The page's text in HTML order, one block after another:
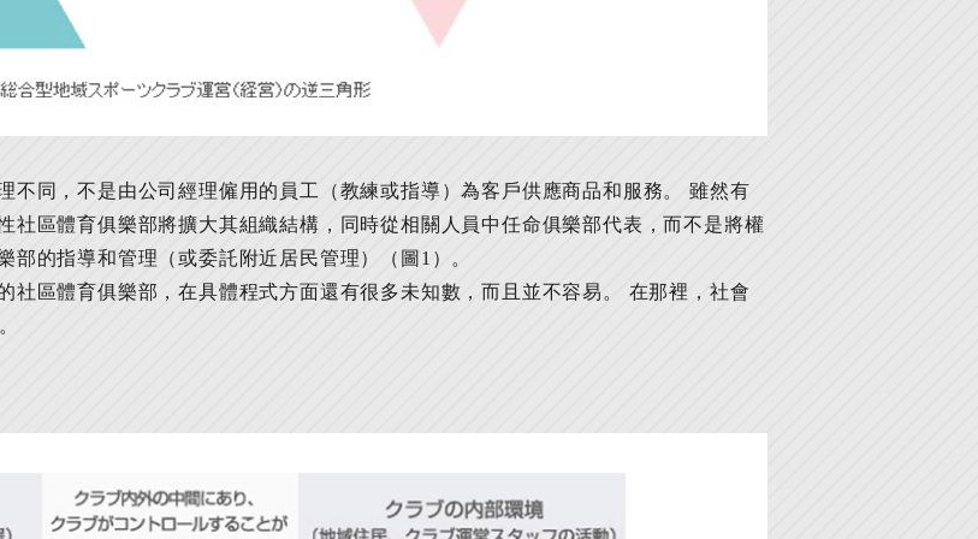
不同，不是由公司經理僱用的員工（教練或指導）為客戶供應商品和服務。 雖然有
社區體育俱樂部將擴大其組織結構，同時從相關人員中任命俱樂部代表，而不是將權
的指導和管理（或委託附近居民管理）（圖1）。
社區體育俱樂部，在具體程式方面還有很多未知數，而且並不容易。 在那裡，社會